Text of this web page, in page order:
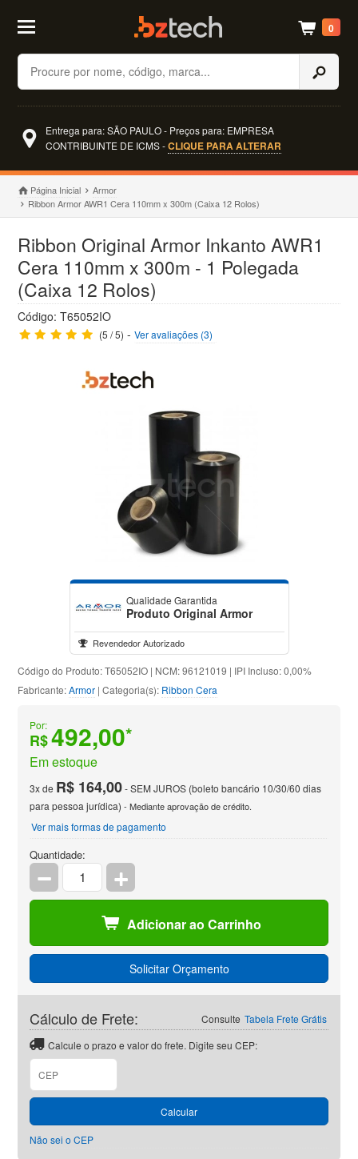
Buscar
0
Entrega para: SÃO PAULO - Preços para: EMPRESA
CONTRIBUINTE DE ICMS -CLIQUE PARA ALTERAR
Página Inicial
Armor
Ribbon Armor AWR1 Cera 110mm x 300m (Caixa 12 Rolos)
Ribbon Original Armor Inkanto AWR1
Cera 110mm x 300m - 1 Polegada
(Caixa 12 Rolos)
Código: T65052IO
(5 / 5) -Ver avaliações (3)
Qualidade Garantida
Produto Original Armor
Revendedor Autorizado
Código do Produto: T65052IO | NCM: 96121019 | IPI Incluso: 0,00%
Fabricante:Armor | Categoria(s): Ribbon Cera
Por:
R$492,00*
Em estoque
3x de R$ 164,00- SEM JUROS (boleto bancário 10/30/60 dias
para pessoa jurídica) - Mediante aprovação de crédito.
Ver mais formas de pagamento
Quantidade:
Adicionar ao Carrinho
Solicitar Orçamento
Consulte Tabela Frete Grátis
Cálculo de Frete:
Calcule o prazo e valor do frete. Digite seu CEP:
Calcular
Não sei o CEP